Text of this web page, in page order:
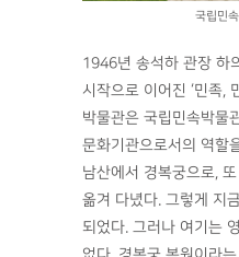
국립민
1946년 송석하 관장 하
시작으로 이어진 ‘민족,
박물관은 국립민속박물
문화기관으로서의 역할
남산에서 경복궁으로,
옮겨 다녔다. 그렇게 지
되었다. 그러나 여기는